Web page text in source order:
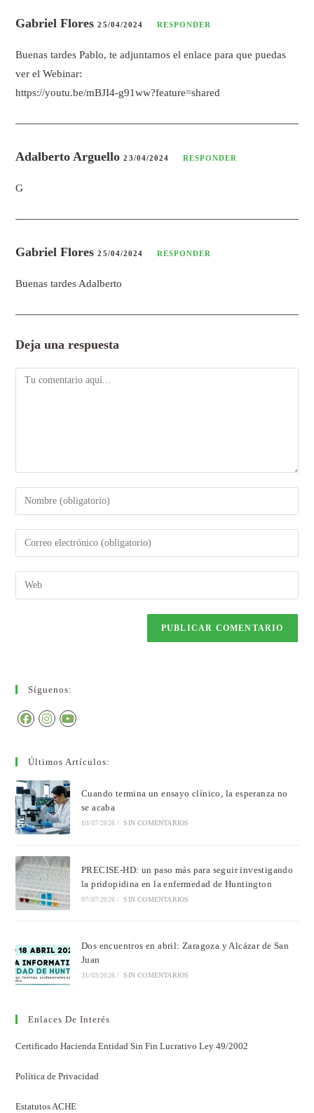
Gabriel Flores25/04/2024 RESPONDER
Buenas tardes Pablo, te adjuntamos el enlace para que puedas
ver el Webinar:
https://youtu.be/mBJI4-g91ww?feature=shared
Adalberto Arguello23/04/2024 RESPONDER
G
Gabriel Flores25/04/2024 RESPONDER
Buenas tardes Adalberto
Deja una respuesta
Síguenos:
Últimos Artículos:
Cuando termina un ensayo clínico, la esperanza no
se acaba
10/07/2026 / SIN COMENTARIOS
PRECISE-HD: un paso más para seguir investigando
la pridopidina en la enfermedad de Huntington
07/07/2026 / SIN COMENTARIOS
Dos encuentros en abril: Zaragoza y Alcázar de San
Juan
31/03/2026 / SIN COMENTARIOS
Enlaces De Interés
Certificado Hacienda Entidad Sin Fin Lucrativo Ley 49/2002
Política de Privacidad
Estatutos ACHE